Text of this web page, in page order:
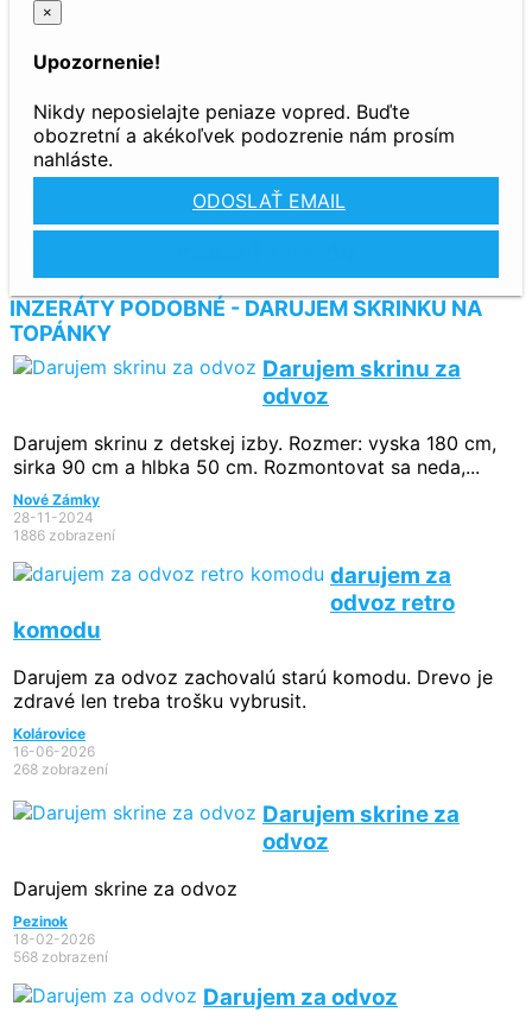
×
Upozornenie!
Nikdy neposielajte peniaze vopred. Buďte
obozretní a akékoľvek podozrenie nám prosím
nahláste.
ODOSLAŤ EMAIL
INZERÁTY PODOBNÉ - DARUJEM SKRINKU NA
TOPÁNKY
Darujem skrinu za
odvoz
Darujem skrinu z detskej izby. Rozmer: vyska 180 cm,
sirka 90 cm a hlbka 50 cm. Rozmontovat sa neda,...
Nové Zámky
28-11-2024
1886 zobrazení
darujem za
odvoz retro
komodu
Darujem za odvoz zachovalú starú komodu. Drevo je
zdravé len treba trošku vybrusit.
Kolárovice
16-06-2026
268 zobrazení
Darujem skrine za
odvoz
Darujem skrine za odvoz
Pezinok
18-02-2026
568 zobrazení
Darujem za odvoz